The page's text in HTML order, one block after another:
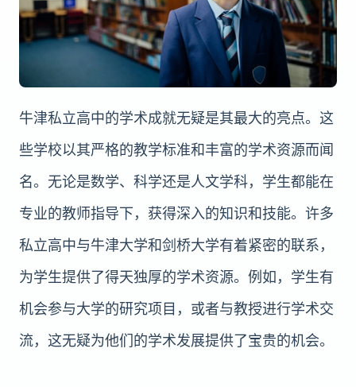
牛津私立高中的学术成就无疑是其最大的亮点。这
些学校以其严格的教学标准和丰富的学术资源而闻
名。无论是数学、科学还是人文学科，学生都能在
专业的教师指导下，获得深入的知识和技能。许多
私立高中与牛津大学和剑桥大学有着紧密的联系，
为学生提供了得天独厚的学术资源。例如，学生有
机会参与大学的研究项目，或者与教授进行学术交
流，这无疑为他们的学术发展提供了宝贵的机会。